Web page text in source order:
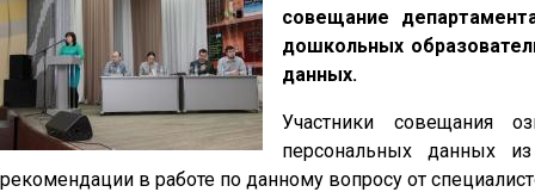
совещание
дошкольных
данных.
Участники совещания
персональных данных
рекомендации в работе по данному вопросу от